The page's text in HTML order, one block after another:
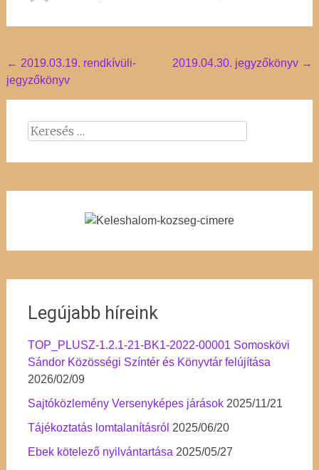
Post
navigation
← 2019.03.19. rendkívüli-
jegyzőkönyv
2019.04.30. jegyzőkönyv →
Keresés:
Legújabb híreink
TOP_PLUSZ-1.2.1-21-BK1-2022-00001 Somoskövi
Sándor Közösségi Színtér és Könyvtár felújítása
2026/02/09
Sajtóközlemény Versenyképes járások 2025/11/21
Tájékoztatás lomtalanításról 2025/06/20
Ebek kötelező nyilvántartása 2025/05/27